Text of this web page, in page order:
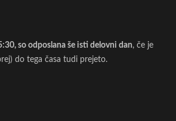
so odposlana še isti delovni dan, če je
do tega časa tudi prejeto.